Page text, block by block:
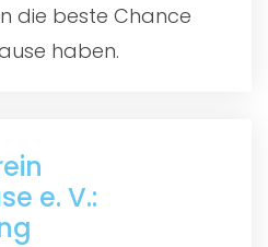
die beste Chance
haben.
e. V.: